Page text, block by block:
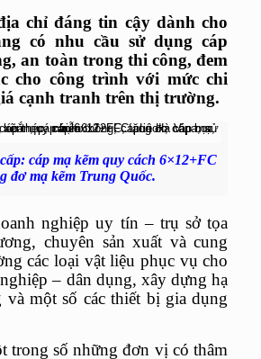
chỉ đáng tin cậy dành cho
có nhu cầu sử dụng cáp
an toàn trong thi công, đem
cho công trình với mức chi
cạnh tranh trên thị trường.
cáp mạ kẽm quy cách 6×12+FC
đơ mạ kẽm Trung Quốc.
nghiệp uy tín – trụ sở tọa
chuyên sản xuất và cung
các loại vật liệu phục vụ cho
– dân dụng, xây dựng hạ
và một số các thiết bị gia dụng
trong số những đơn vị có thâm